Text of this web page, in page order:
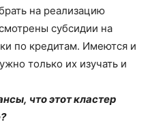
на реализацию
субсидии на
по кредитам. Имеются и
только их изучать и
что этот кластер